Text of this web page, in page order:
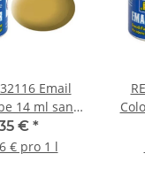
32116 Email
14 ml sand
1024
€ *
€ pro 1 l